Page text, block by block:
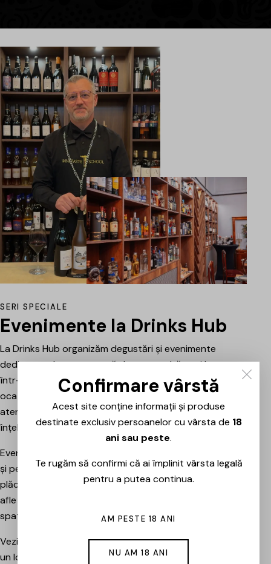
SERI SPECIALE
Evenimente la Drinks Hub
La Drinks Hub organizăm degustări și evenimente
dedicate celor care vor să descopere băuturi bune
într-o atmosferă relaxată. Fiecare întâlnire este o
ocazie de a explora vinuri, spumante sau alte băuturi
atent alese, prezentate și explicate pe scurt pentru a
înțelege mai bine stilul, originea și caracterul fiecăruia.
Evenimentele sunt potrivite atât pentru pasionați, cât
și pentru cei care vor pur și simplu să petreacă o seară
plăcută între prieteni, să descopere băuturi noi și să
afle mai multe despre cramele sau producătorii din
spatele lor.
Vezi evenimentele organizate de Drinks Hub și rezervă
un loc la următoarea degustare.
Confirmare vârstă
Acest site conține informații și produse
destinate exclusiv persoanelor cu vârsta de 18
ani sau peste.
Te rugăm să confirmi că ai împlinit vârsta legală
pentru a putea continua.
AM PESTE 18 ANI
NU AM 18 ANI